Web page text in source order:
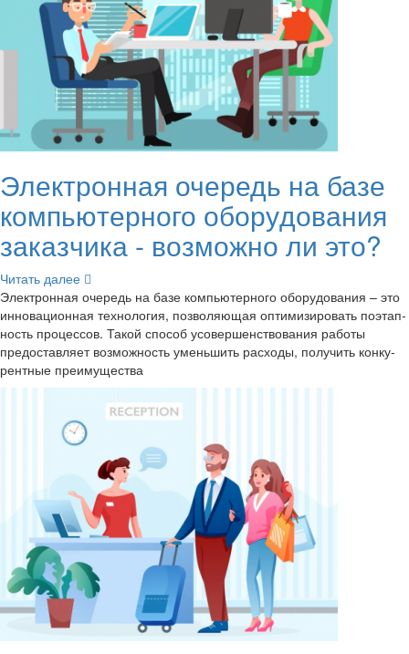
Элек­трон­ная оче­редь на базе
ком­пью­тер­но­го обо­ру­до­ва­ния
за­каз­чи­ка - воз­мож­но ли это?
Чи­тать далее
Элек­трон­ная оче­редь на базе ком­пью­тер­но­го обо­ру­до­ва­ния – это
ин­но­ва­ци­он­ная тех­но­ло­гия, поз­во­ля­ю­щая оп­ти­ми­зи­ро­вать по­этап­
ность про­цес­сов. Такой спо­соб усо­вер­шен­ство­ва­ния ра­бо­ты
предо­став­ля­ет воз­мож­ность умень­шить рас­хо­ды, по­лу­чить кон­ку­
рент­ные пре­иму­ще­ства